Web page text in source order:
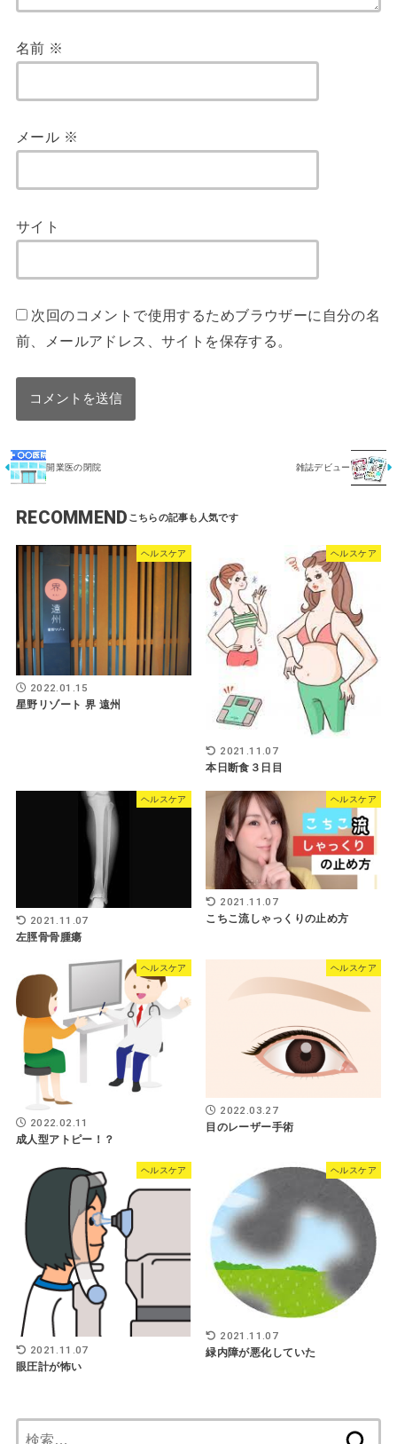
名前 ※
メール ※
サイト
次回のコメントで使用するためブラウザーに自分の名
前、メールアドレス、サイトを保存する。
開業医の閉院 雑誌デビュー
RECOMMEND
ヘルスケア
2022.01.15
星野リゾート 界 遠州
ヘルスケア
2021.11.07
本日断食３日目
ヘルスケア
2021.11.07
左脛骨骨腫瘍
ヘルスケア
2021.11.07
こちこ流しゃっくりの止め方
ヘルスケア
2022.02.11
成人型アトピー！？
ヘルスケア
2022.03.27
目のレーザー手術
ヘルスケア
2021.11.07
眼圧計が怖い
ヘルスケア
2021.11.07
緑内障が悪化していた